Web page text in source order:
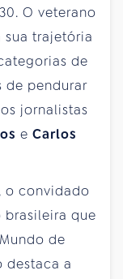
O veterano
sua trajetória
de
de pendurar
jornalistas
e Carlos
o convidado
brasileira que
de
destaca a